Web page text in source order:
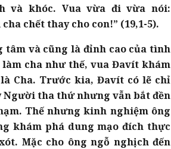
và khóc. Vua vừa đi vừa nói:
chết thay cho con!” (19,1-5).
tâm và cũng là đỉnh cao của tình
cha như thế, vua Đavít khám
Cha. Trước kia, Đavít có lẽ chỉ
tha thứ nhưng vẫn bắt đền
Thế nhưng kinh nghiệm ông
khám phá dung mạo đích thực
Mặc cho ông ngỗ nghịch đến